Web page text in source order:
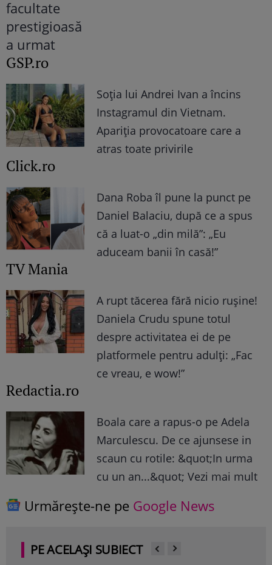
GSP.ro
Soția lui Andrei Ivan a încins
Instagramul din Vietnam.
Apariția provocatoare care a
atras toate privirile
Click.ro
Dana Roba îl pune la punct pe
Daniel Balaciu, după ce a spus
că a luat-o „din milă”: „Eu
aduceam banii în casă!”
TV Mania
A rupt tăcerea fără nicio rușine!
Daniela Crudu spune totul
despre activitatea ei de pe
platformele pentru adulți: „Fac
ce vreau, e wow!”
Redactia.ro
Boala care a rapus-o pe Adela
Marculescu. De ce ajunsese in
scaun cu rotile: &quot;In urma
cu un an...&quot; Vezi mai mult
Urmărește-ne pe Google News
PE ACELAȘI SUBIECT